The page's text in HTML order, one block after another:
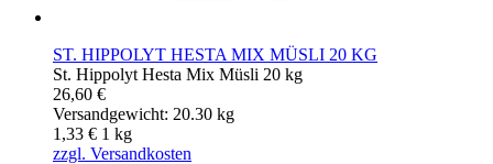
ST. HIPPOLYT HESTA MIX MÜSLI 20 KG
St. Hippolyt Hesta Mix Müsli 20 kg
26,60 €
Versandgewicht: 20.30 kg
1,33 € 1 kg
zzgl. Versandkosten